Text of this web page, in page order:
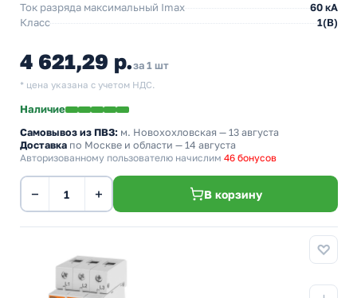
Ток разряда максимальный Imax
60 кА
Класс
1(В)
4 621,29 р.за 1 шт
* цена указана с учетом НДС.
Наличие
Самовывоз из ПВЗ: м. Новохохловская — 13 августа
Доставка по Москве и области — 14 августа
Авторизованному пользователю начислим 46 бонусов
− + В корзину